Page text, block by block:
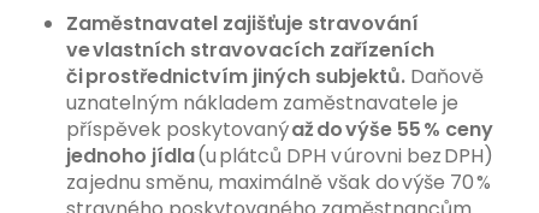
Zaměstnavatel zajišťuje stravování
ve vlastních stravovacích zařízeních
či prostřednictvím jiných subjektů. Daňově
uznatelným nákladem zaměstnavatele je
příspěvek poskytovanýaž do výše 55 % ceny
jednoho jídla(u plátců DPH v úrovni bez DPH)
za jednu směnu, maximálně však do výše 70 %